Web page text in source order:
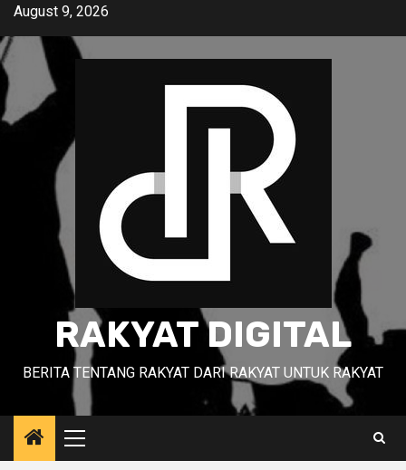
Skip
content
August 9, 2026
RAKYAT DIGITAL
BERITA TENTANG RAKYAT DARI RAKYAT UNTUK RAKYAT
Primary
Menu